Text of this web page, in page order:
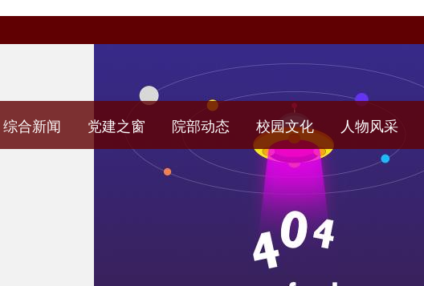
综合新闻 党建之窗 院部动态 校园文化 人物风采